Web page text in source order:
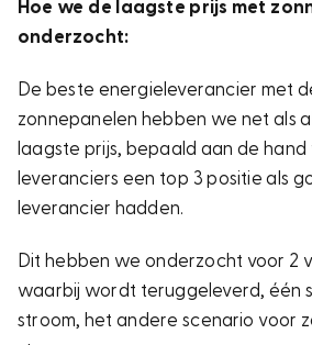
Hoe we de laagste prijs met
onderzocht:
De beste energieleverancier met
zonnepanelen hebben we net als
laagste prijs, bepaald aan de hand
leveranciers een top 3 positie als
leverancier hadden.
Dit hebben we onderzocht voor 2
waarbij wordt teruggeleverd, één
stroom, het andere scenario voor